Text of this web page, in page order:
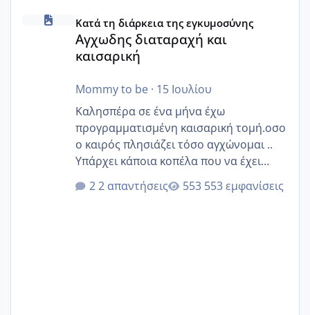
Αγχωδης διαταραχή και καισαρική
Κατά τη διάρκεια της εγκυμοσύνης
Αγχωδης διαταραχή και
καισαρική
Mommy to be· 15 Ιουλίου
Καλησπέρα σε ένα μήνα έχω
προγραμματισμένη καισαρική τομή.οσο
ο καιρός πλησιάζει τόσο αγχώνομαι ..
Υπάρχει κάποια κοπέλα που να έχει
παρόμοιο ιστορικό να μας πει την
εμπειρία της;Να σημειώσω είναι η
2 απαντήσεις 553 εμφανίσεις